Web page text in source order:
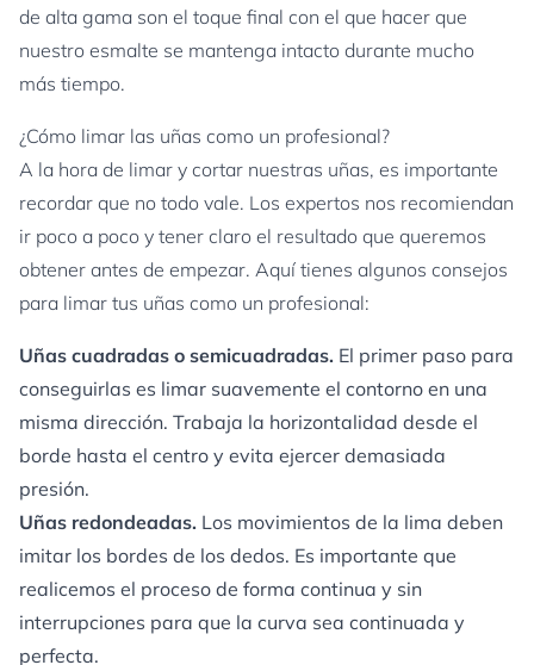
de alta gama son el toque final con el que hacer que
nuestro esmalte se mantenga intacto durante mucho
más tiempo.
¿Cómo limar las uñas como un profesional?
A la hora de limar y cortar nuestras uñas, es importante
recordar que no todo vale. Los expertos nos recomiendan
ir poco a poco y tener claro el resultado que queremos
obtener antes de empezar. Aquí tienes algunos consejos
para limar tus uñas como un profesional:
Uñas cuadradas o semicuadradas. El primer paso para
conseguirlas es limar suavemente el contorno en una
misma dirección. Trabaja la horizontalidad desde el
borde hasta el centro y evita ejercer demasiada
presión.
Uñas redondeadas. Los movimientos de la lima deben
imitar los bordes de los dedos. Es importante que
realicemos el proceso de forma continua y sin
interrupciones para que la curva sea continuada y
perfecta.